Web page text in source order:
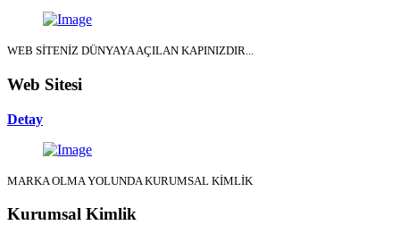
WEB SİTENİZ DÜNYAYA AÇILAN KAPINIZDIR...
Web Sitesi
Detay
MARKA OLMA YOLUNDA KURUMSAL KİMLİK
Kurumsal Kimlik